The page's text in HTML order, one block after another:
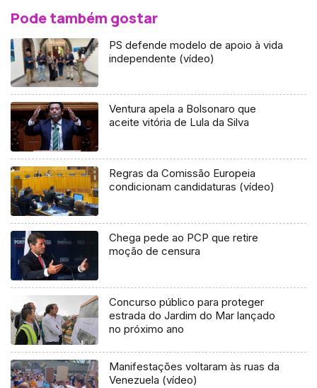
Pode também gostar
PS defende modelo de apoio à vida
independente (vídeo)
Ventura apela a Bolsonaro que
aceite vitória de Lula da Silva
Regras da Comissão Europeia
condicionam candidaturas (vídeo)
Chega pede ao PCP que retire
moção de censura
Concurso público para proteger
estrada do Jardim do Mar lançado
no próximo ano
Manifestações voltaram às ruas da
Venezuela (vídeo)